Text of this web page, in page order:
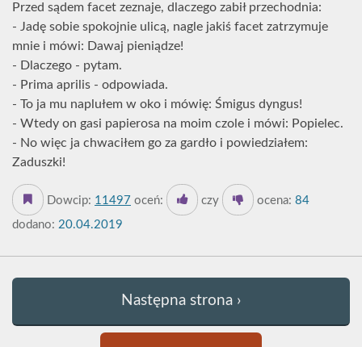
Przed sądem facet zeznaje, dlaczego zabił przechodnia:
- Jadę sobie spokojnie ulicą, nagle jakiś facet zatrzymuje
mnie i mówi: Dawaj pieniądze!
- Dlaczego - pytam.
- Prima aprilis - odpowiada.
- To ja mu naplułem w oko i mówię: Śmigus dyngus!
- Wtedy on gasi papierosa na moim czole i mówi: Popielec.
- No więc ja chwaciłem go za gardło i powiedziałem:
Zaduszki!
Dowcip: 11497 oceń: czy ocena: 84
dodano: 20.04.2019
Następna strona ›